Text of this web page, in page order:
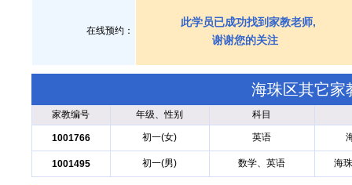
在线预约：
此学员已成功找到家教老师,
谢谢您的关注
海珠区其它家
家教编号 年级、性别 科目
1001766 初一(女) 英语
1001495 初一(男) 数学、英语 海